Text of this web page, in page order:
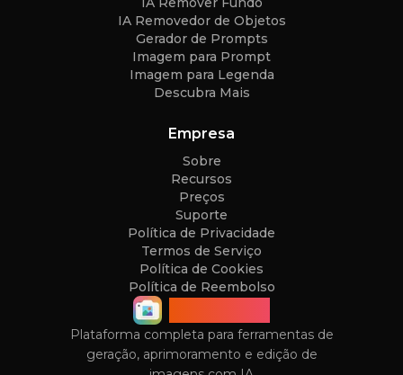
IA Removedor de Objetos
Gerador de Prompts
Imagem para Prompt
Imagem para Legenda
Descubra Mais
Empresa
Sobre
Recursos
Preços
Suporte
Política de Privacidade
Termos de Serviço
Política de Cookies
Política de Reembolso
Plataforma completa para ferramentas de
geração, aprimoramento e edição de